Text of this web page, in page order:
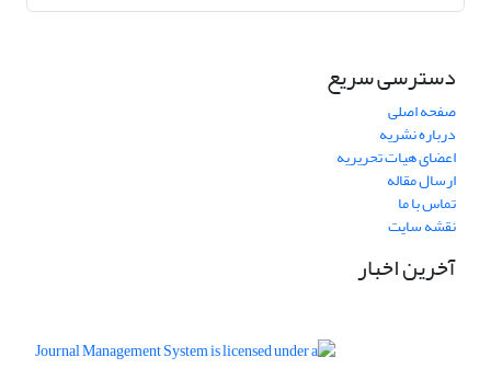
دسترسی سریع
صفحه اصلی
درباره نشریه
اعضای هیات تحریریه
ارسال مقاله
تماس با ما
نقشه سایت
آخرین اخبار